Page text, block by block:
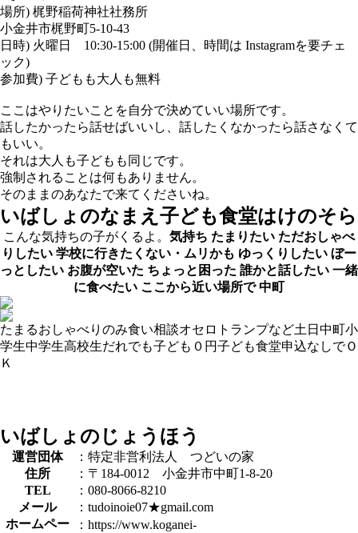
場所) 梶野稲荷神社社務所
小金井市梶野町5-10-43
日時) 火曜日 10:30-15:00 (開催日、時間は Instagramを要チェ
ック)
参加費) 子どもも大人も無料
ここはやりたいことを自分で決めていい場所です。
話したかったら話せばいいし、話したくなかったら話さなくて
もいい。
それは大人も子どもも同じです。
強制されることは何もありません。
そのままのあなたで来てくださいね。
いばしょのなまえ 子ども食堂はけのそら
こんな気持ちの子がくるよ。 気持ち たまりたい ただおしゃべ
りしたい 学校に行きたくない・ムリかも ゆっくりしたい ぼー
っとしたい お腹が空いた ちょっと困った 誰かと話したい 一緒
に食べたい ここから近い場所で 中町
たまるおしゃべり のみ食い相談オセロ トランプなど土日 中町小
学生中学生高校生だれでも子ども０円子ども食堂申込なしでＯ
Ｋ
いばしょのじょうほう
運営団体
：特定非営利法人 つどいの家
住所
：〒184-0012 小金井市中町1-8-20
TEL
：080-8066-8210
メール
：tudoinoie07★gmail.com
ホームペー
：https://www.koganei-